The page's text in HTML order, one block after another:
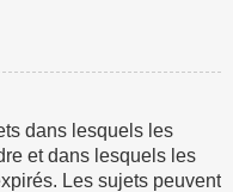
dans lesquels les
et dans lesquels les
Les sujets peuvent